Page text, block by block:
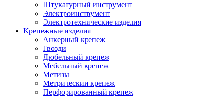
Штукатурный инструмент
Электроинструмент
Электротехнические изделия
Крепежные изделия
Анкерный крепеж
Гвозди
Дюбельный крепеж
Мебельный крепеж
Метизы
Метрический крепеж
Перфорированный крепеж